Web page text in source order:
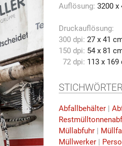
Auflösung: 3200 x
Druckauflösung:
300 dpi: 27 x 41
150 dpi: 54 x 81
72 dpi: 113 x 169
STICHWÖRTER
Abfallbehälter |
Müllabfuhr |
Müllwerker |